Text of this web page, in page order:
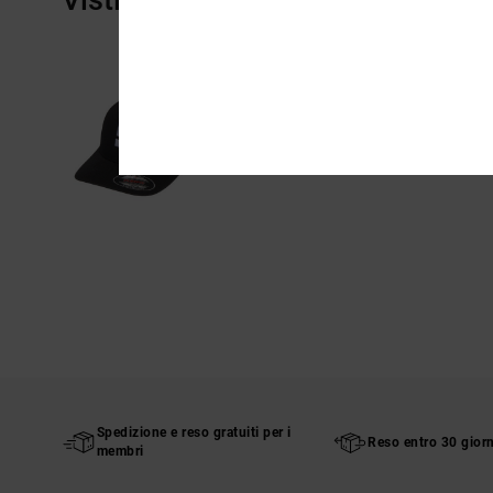
Spedizione e reso gratuiti per i
membri
Reso entro 30